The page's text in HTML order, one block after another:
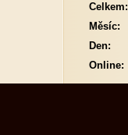
Online:
Celkem:
Měsíc:
Den: